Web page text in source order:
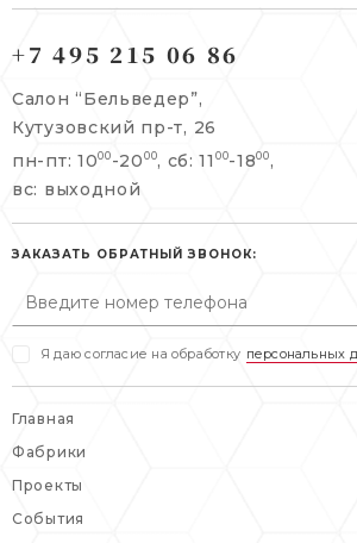
info@belveder-e.ru
пн-пт: 10:00-20:00
сб, вс: выходной
Берсеневский переулок, 3/
+7 495 477 45 43
info@belveder-e.ru
пн-пт: 10:00-19:00
сб: выходной
+7 495 215 06 86
Салон “Бельведер”,
Кутузовский пр-т, 26
пн-пт: 1000 -20 00, сб: 11 00-1800 ,
вс: выходной
ЗАКАЗАТЬ ОБРАТНЫЙ ЗВОНОК:
Я даю согласие на обработку персональных
Главная
Фабрики
Проекты
События